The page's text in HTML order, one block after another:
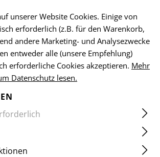
HOSEN KNIESCHONER P8 KNEE
unserer Website Cookies. Einige von
erforderlich (z.B. für den Warenkorb,
andere Marketing- und Analysezwecke
entweder alle (unsere Empfehlung)
erforderliche Cookies akzeptieren. Mehr
Datenschutz lesen.